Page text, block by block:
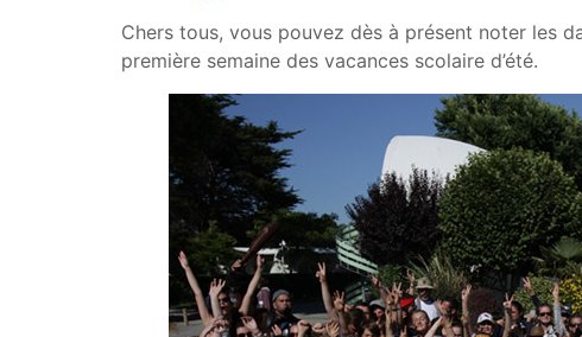
Chers tous, vous pouvez dès à présent noter les
première semaine des vacances scolaire d’été.